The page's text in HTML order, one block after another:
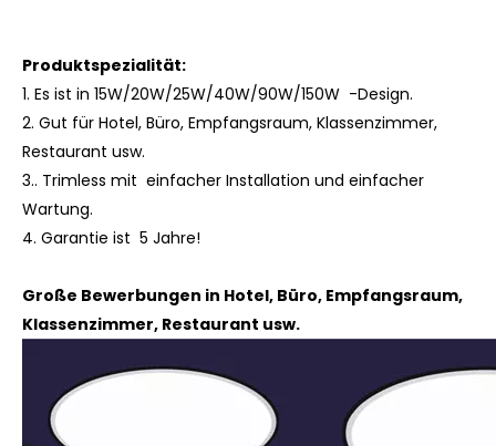
Produktspezialität:
1. Es ist in 15W/20W/25W/40W/90W/150W -Design.
2. Gut für Hotel, Büro, Empfangsraum, Klassenzimmer,
Restaurant usw.
3.. Trimless mit einfacher Installation und einfacher
Wartung.
4. Garantie ist 5 Jahre!
Große Bewerbungen in Hotel, Büro, Empfangsraum,
Klassenzimmer, Restaurant usw.